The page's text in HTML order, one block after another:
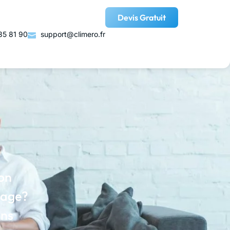
81 90 support@climero.fr
Devis Gratuit